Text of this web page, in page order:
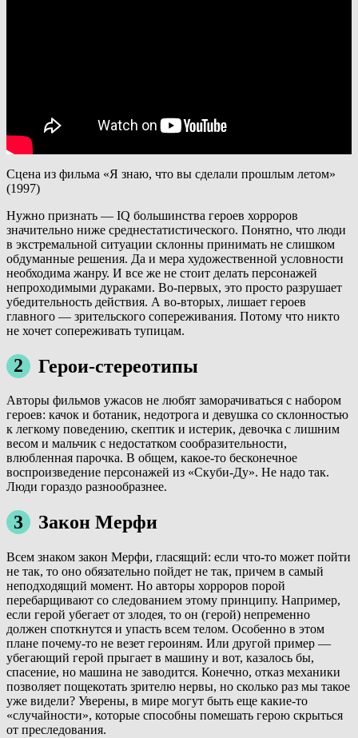
Сцена из фильма «Я знаю, что вы сделали прошлым летом»
(1997)
Нужно признать — IQ большинства героев хорроров
значительно ниже среднестатистического. Понятно, что люди
в экстремальной ситуации склонны принимать не слишком
обдуманные решения. Да и мера художественной условности
необходима жанру. И все же не стоит делать персонажей
непроходимыми дураками. Во-первых, это просто разрушает
убедительность действия. А во-вторых, лишает героев
главного — зрительского сопереживания. Потому что никто
не хочет сопереживать тупицам.
2 Герои-стереотипы
Авторы фильмов ужасов не любят заморачиваться с набором
героев: качок и ботаник, недотрога и девушка со склонностью
к легкому поведению, скептик и истерик, девочка с лишним
весом и мальчик с недостатком сообразительности,
влюбленная парочка. В общем, какое-то бесконечное
воспроизведение персонажей из «Скуби-Ду». Не надо так.
Люди гораздо разнообразнее.
3 Закон Мерфи
Всем знаком закон Мерфи, гласящий: если что-то может пойти
не так, то оно обязательно пойдет не так, причем в самый
неподходящий момент. Но авторы хорроров порой
перебарщивают со следованием этому принципу. Например,
если герой убегает от злодея, то он (герой) непременно
должен споткнутся и упасть всем телом. Особенно в этом
плане почему-то не везет героиням. Или другой пример —
убегающий герой прыгает в машину и вот, казалось бы,
спасение, но машина не заводится. Конечно, отказ механики
позволяет пощекотать зрителю нервы, но сколько раз мы такое
уже видели? Уверены, в мире могут быть еще какие-то
«случайности», которые способны помешать герою скрыться
от преследования.